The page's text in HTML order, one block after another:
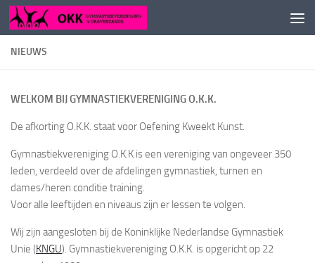
Doorgaan naar inhoud
NIEUWS
WELKOM BIJ GYMNASTIEKVERENIGING O.K.K.
De afkorting O.K.K. staat voor Oefening Kweekt Kunst.
Gymnastiekvereniging O.K.K is een vereniging van ongeveer 350
leden, verdeeld over de afdelingen gymnastiek, turnen en
dames/heren conditie training.
Voor alle leeftijden en niveaus zijn er lessen te volgen.
Wij zijn aangesloten bij de Koninklijke Nederlandse Gymnastiek
Unie (KNGU). Gymnastiekvereniging O.K.K. is opgericht op 22